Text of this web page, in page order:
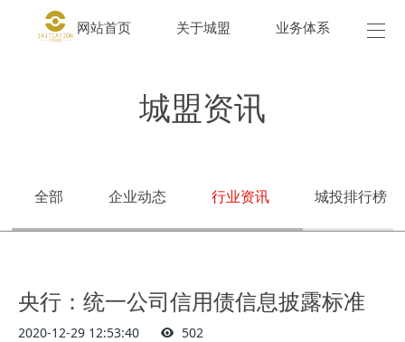
网站首页 关于城盟 业务体系 城
城盟资讯
全部 企业动态 行业资讯 城投排行榜
央行：统一公司信用债信息披露标准
2020-12-29 12:53:40 502